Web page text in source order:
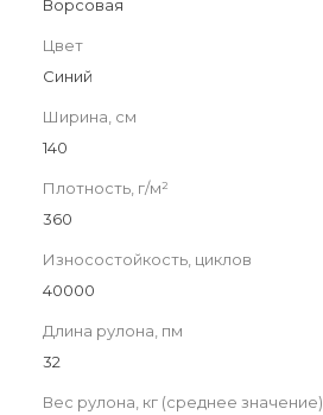
Ворсовая
Цвет
Синий
Ширина, см
140
Плотность, г/м²
360
Износостойкость, циклов
40000
Длина рулона, пм
32
Вес рулона, кг (среднее значение)